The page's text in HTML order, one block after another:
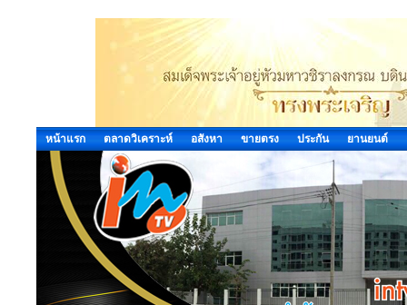
หน้าแรก ตลาดวิเคราะห์ อสังหา ขายตรง ประกัน ยานยนต์